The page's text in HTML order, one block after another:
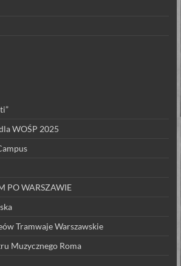
WOŚP 2025
PO WARSZAWIE
Tramwaje Warszawskie
Muzycznego Roma